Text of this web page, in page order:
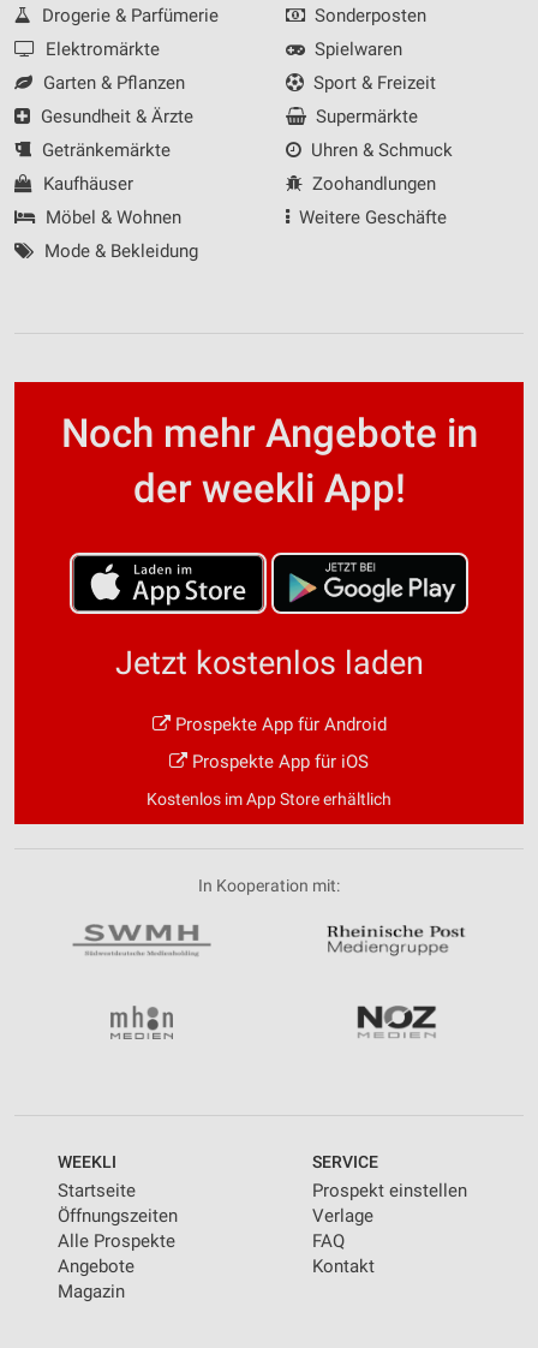
Drogerie & Parfümerie
Elektromärkte
Garten & Pflanzen
Gesundheit & Ärzte
Getränkemärkte
Kaufhäuser
Möbel & Wohnen
Mode & Bekleidung
Sonderposten
Spielwaren
Sport & Freizeit
Supermärkte
Uhren & Schmuck
Zoohandlungen
Weitere Geschäfte
Noch mehr Angebote in
der weekli App!
Jetzt kostenlos laden
Prospekte App für Android
Prospekte App für iOS
Kostenlos im App Store erhältlich
In Kooperation mit:
WEEKLI
Startseite
Öffnungszeiten
Alle Prospekte
Angebote
Magazin
SERVICE
Prospekt einstellen
Verlage
FAQ
Kontakt